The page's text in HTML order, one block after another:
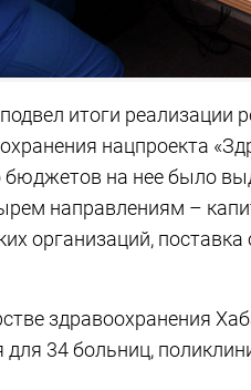
итоги реализации
нацпроекта
бюджетов на нее было
направлениям –
организаций,
здравоохранения
для 34 больниц,